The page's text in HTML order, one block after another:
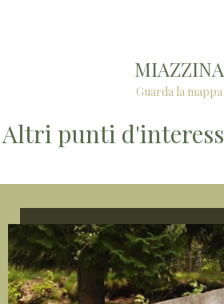
MIAZZINA
Guarda la mappa
Altri punti